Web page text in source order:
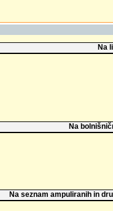
Na
Na
Na seznam ampuliranih in